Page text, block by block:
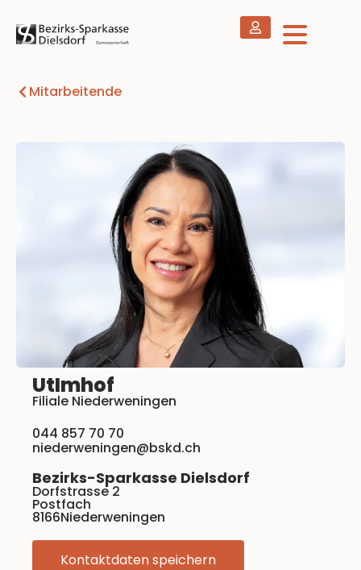
Mitarbeitende
UtImhof
Filiale Niederweningen
044 857 70 70
niederweningen@bskd.ch
Bezirks-Sparkasse Dielsdorf
Dorfstrasse 2
Postfach
8166Niederweningen
Kontaktdaten speichern